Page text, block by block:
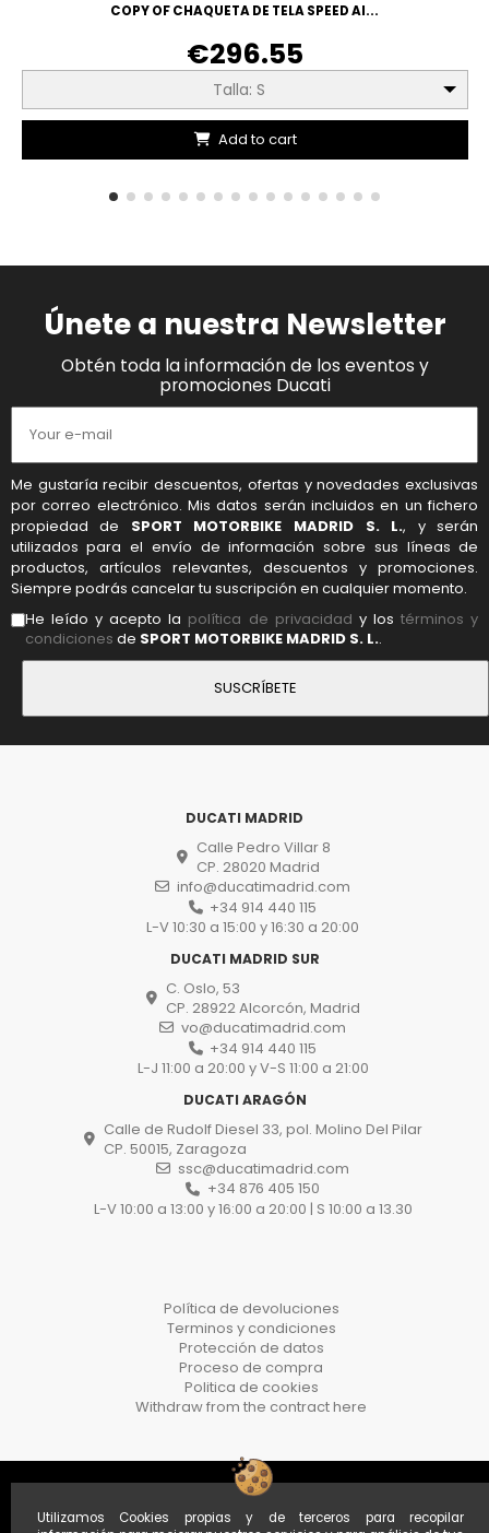
Utilizamos Cookies propias y de terceros para recopilar
COPY OF CHAQUETA DE TELA SPEED AI...
€296.55
Talla: S
Add to cart
Únete a nuestra Newsletter
Obtén toda la información de los eventos y
promociones Ducati
Me gustaría recibir descuentos, ofertas y novedades exclusivas
por correo electrónico. Mis datos serán incluidos en un fichero
propiedad de SPORT MOTORBIKE MADRID S. L., y serán
utilizados para el envío de información sobre sus líneas de
productos, artículos relevantes, descuentos y promociones.
Siempre podrás cancelar tu suscripción en cualquier momento.
He leído y acepto la política de privacidad y lostérminos y
condiciones de SPORT MOTORBIKE MADRID S. L..
DUCATI MADRID
Calle Pedro Villar 8
CP. 28020 Madrid
info@ducatimadrid.com
+34 914 440 115
L-V 10:30 a 15:00 y 16:30 a 20:00
DUCATI MADRID SUR
C. Oslo, 53
CP. 28922 Alcorcón, Madrid
vo@ducatimadrid.com
+34 914 440 115
L-J 11:00 a 20:00 y V-S 11:00 a 21:00
DUCATI ARAGÓN
Calle de Rudolf Diesel 33, pol. Molino Del Pilar
CP. 50015, Zaragoza
ssc@ducatimadrid.com
+34 876 405 150
L-V 10:00 a 13:00 y 16:00 a 20:00 | S 10:00 a 13.30
Política de devoluciones
Terminos y condiciones
Protección de datos
Proceso de compra
Politica de cookies
Withdraw from the contract here